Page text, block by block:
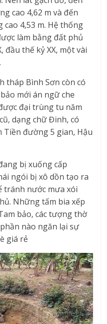
cao 4,62 m và đến
4,53 m. Hệ thống
làm bằng đất phủ
đầu thế kỷ XX, một vài
tháp Bình Sơn còn có
mới án ngữ che
đại trùng tu năm
dạng chữ Đinh, có
Tiền đường 5 gian, Hậu
bị xuống cấp
ngói bị xô dồn tạo ra
tránh nước mưa xói
Những tấm bia xếp
bảo, các tượng thờ
nào ngăn lại sự
giá rẻ